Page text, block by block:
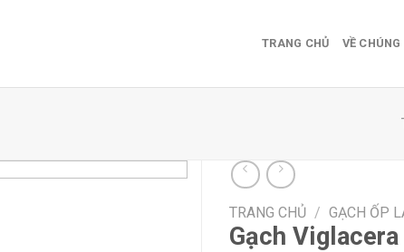
TRANG CHỦ VỀ CHÚNG
TRANG CHỦ / GẠCH ỐP
Gạch Viglacera